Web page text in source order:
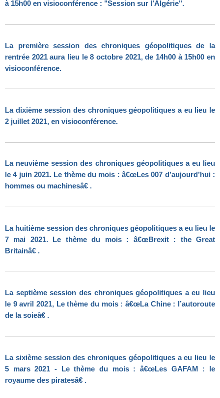
à 15h00 en visioconférence : "Session sur l’Algérie".
La première session des chroniques géopolitiques de la
rentrée 2021 aura lieu le 8 octobre 2021, de 14h00 à 15h00 en
visioconférence.
La dixième session des chroniques géopolitiques a eu lieu le
2 juillet 2021, en visioconférence.
La neuvième session des chroniques géopolitiques a eu lieu
le 4 juin 2021. Le thème du mois : â€œLes 007 d’aujourd’hui :
hommes ou machinesâ€ .
La huitième session des chroniques géopolitiques a eu lieu le
7 mai 2021. Le thème du mois : â€œBrexit : the Great
Britainâ€ .
La septième session des chroniques géopolitiques a eu lieu
le 9 avril 2021, Le thème du mois : â€œLa Chine : l’autoroute
de la soieâ€ .
La sixième session des chroniques géopolitiques a eu lieu le
5 mars 2021 - Le thème du mois : â€œLes GAFAM : le
royaume des piratesâ€ .